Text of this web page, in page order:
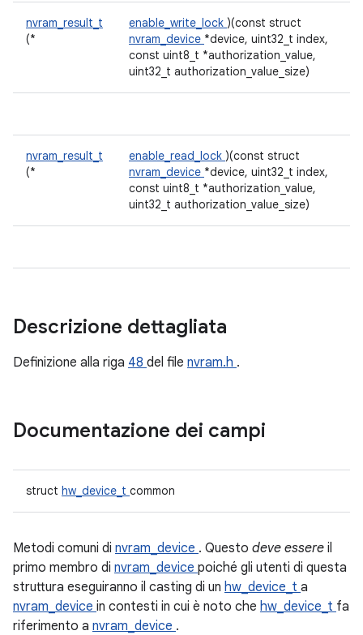
nvram_result_t
(*
enable_write_lock )(const struct
nvram_device *device, uint32_t index,
const uint8_t *authorization_value,
uint32_t authorization_value_size)
nvram_result_t
(*
enable_read_lock )(const struct
nvram_device *device, uint32_t index,
const uint8_t *authorization_value,
uint32_t authorization_value_size)
Descrizione dettagliata
Definizione alla riga 48 del file nvram.h .
Documentazione dei campi
struct hw_device_t common
Metodi comuni di nvram_device . Questo deve essere il
primo membro di nvram_device poiché gli utenti di questa
struttura eseguiranno il casting di un hw_device_t a
nvram_device in contesti in cui è noto che hw_device_t fa
riferimento a nvram_device .